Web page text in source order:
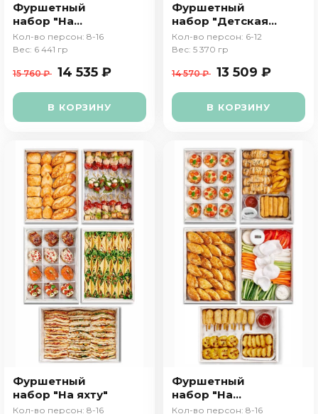
Фуршетный
набор "На
пикник"
Кол-во персон: 8-16
Вес: 6 441 гр
15 760 ₽ 14 535 ₽
В КОРЗИНУ
Фуршетный
набор "Детская
вечеринка"
Кол-во персон: 6-12
Вес: 5 370 гр
14 570 ₽ 13 509 ₽
В КОРЗИНУ
Фуршетный
набор "На яхту"
Кол-во персон: 8-16
Фуршетный
набор "На
детский
Кол-во персон: 8-16